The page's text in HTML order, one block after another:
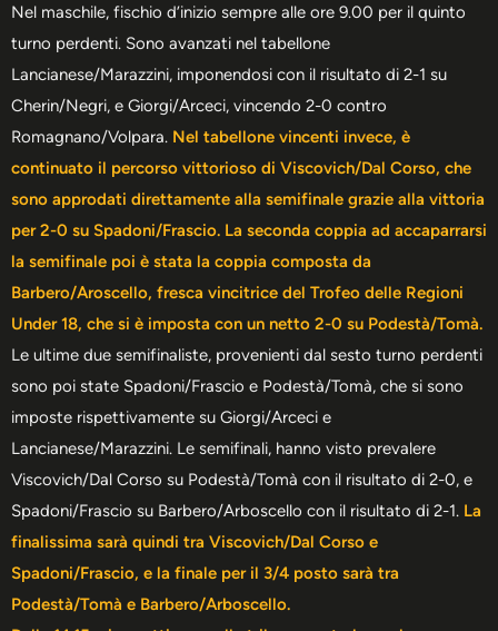
Nel maschile, fischio d’inizio sempre alle ore 9.00 per il quinto
turno perdenti. Sono avanzati nel tabellone
Lancianese/Marazzini, imponendosi con il risultato di 2-1 su
Cherin/Negri, e Giorgi/Arceci, vincendo 2-0 contro
Romagnano/Volpara. Nel tabellone vincenti invece, è
continuato il percorso vittorioso di Viscovich/Dal Corso, che
sono approdati direttamente alla semifinale grazie alla vittoria
per 2-0 su Spadoni/Frascio. La seconda coppia ad accaparrarsi
la semifinale poi è stata la coppia composta da
Barbero/Aroscello, fresca vincitrice del Trofeo delle Regioni
Under 18, che si è imposta con un netto 2-0 su Podestà/Tomà.
Le ultime due semifinaliste, provenienti dal sesto turno perdenti
sono poi state Spadoni/Frascio e Podestà/Tomà, che si sono
imposte rispettivamente su Giorgi/Arceci e
Lancianese/Marazzini. Le semifinali, hanno visto prevalere
Viscovich/Dal Corso su Podestà/Tomà con il risultato di 2-0, e
Spadoni/Frascio su Barbero/Arboscello con il risultato di 2-1. La
finalissima sarà quindi tra Viscovich/Dal Corso e
Spadoni/Frascio, e la finale per il 3/4 posto sarà tra
Podestà/Tomà e Barbero/Arboscello.